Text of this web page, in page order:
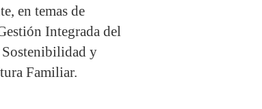
en temas de
Integrada del
y
Familiar.